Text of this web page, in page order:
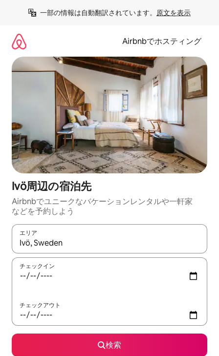
一部の情報は自動翻訳されています。 原文を表示
Airbnbでホスティング
Ivö⁠周⁠辺⁠の宿⁠泊⁠先
Airbnbでユニークなバ⁠ケ⁠ー⁠シ⁠ョ⁠ンレ⁠ン⁠タ⁠ルや一⁠軒⁠家
な⁠ど⁠を予⁠約⁠し⁠よ⁠う
エリア
検索結果が表示されたら、上下の矢印キーを使って移動するか
チェックイン
チェックアウト
検索